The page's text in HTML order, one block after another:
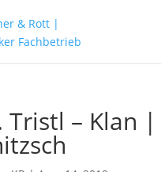
Tristl – Klan |